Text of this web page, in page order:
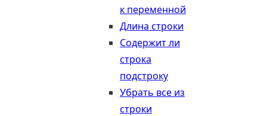
к переменной
Длина строки
Содержит ли
строка
подстроку
Убрать все из
строки